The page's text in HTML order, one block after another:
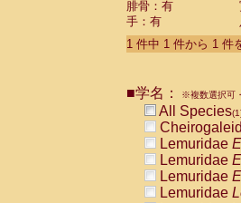
Cebidae
Cebidae
Cebidae
Cebidae
Cebidae
Cebidae
Cebidae
Atelidae
Atelidae
Atelidae
腓骨：有
手：有
1 件中 1 件から 1 件
■学名： ※複数選択可
All Species
Lemuridae
Lemuridae
Lemuridae
Lemuridae